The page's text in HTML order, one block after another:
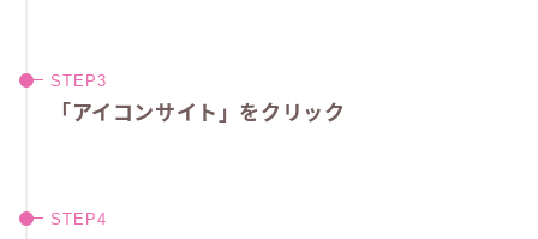
「アイコンサイト」をクリック